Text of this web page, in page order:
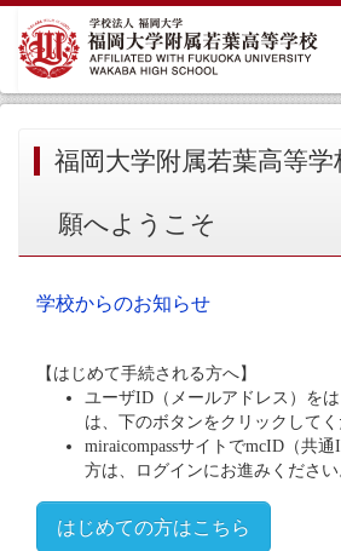
福岡大学附属若葉高等
願へようこそ
学校からのお知らせ
【はじめて手続される方へ】
ユーザID（メールアドレス）を
は、下のボタンをクリックしてく
miraicompassサイトでmcID（共
方は、ログインにお進みください
はじめての方はこちら